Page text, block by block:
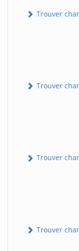
Trouver
Trouver
Trouver
Trouver